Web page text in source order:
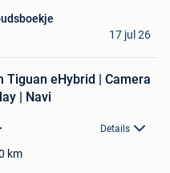
17 jul 26
Tiguan eHybrid | Camera
| Navi
Details
km